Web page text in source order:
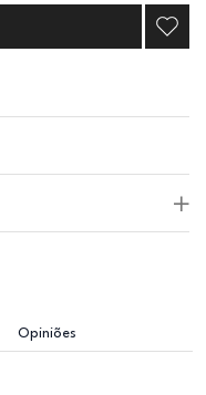
Opiniões